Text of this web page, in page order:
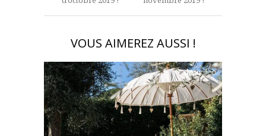
VOUS AIMEREZ AUSSI !